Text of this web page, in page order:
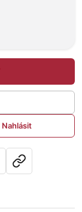
Nahlásit